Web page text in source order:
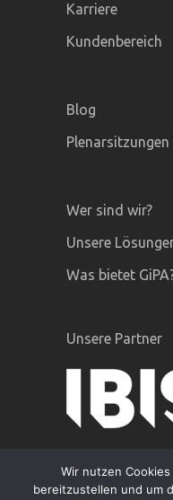
Karriere
Kundenbereich
Blog
Plenarsitzungen
Wer sind wir?
Unsere
Was bietet
Unsere Partner
Wir nutzen
bereitzustellen und um